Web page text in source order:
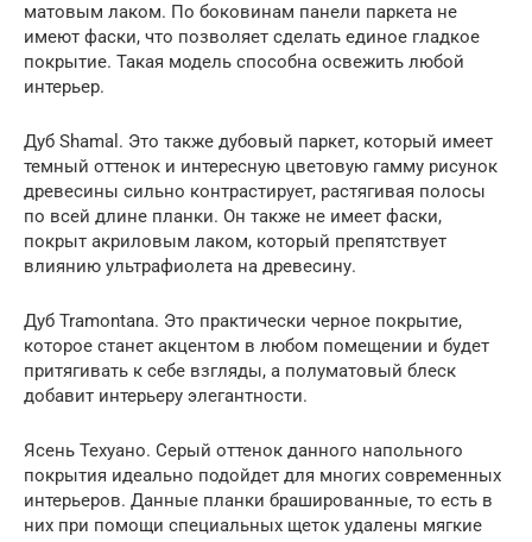
матовым лаком. По боковинам панели паркета не
имеют фаски, что позволяет сделать единое гладкое
покрытие. Такая модель способна освежить любой
интерьер.
Дуб Shamal. Это также дубовый паркет, который имеет
темный оттенок и интересную цветовую гамму рисунок
древесины сильно контрастирует, растягивая полосы
по всей длине планки. Он также не имеет фаски,
покрыт акриловым лаком, который препятствует
влиянию ультрафиолета на древесину.
Дуб Tramontana. Это практически черное покрытие,
которое станет акцентом в любом помещении и будет
притягивать к себе взгляды, а полуматовый блеск
добавит интерьеру элегантности.
Ясень Техуано. Серый оттенок данного напольного
покрытия идеально подойдет для многих современных
интерьеров. Данные планки брашированные, то есть в
них при помощи специальных щеток удалены мягкие